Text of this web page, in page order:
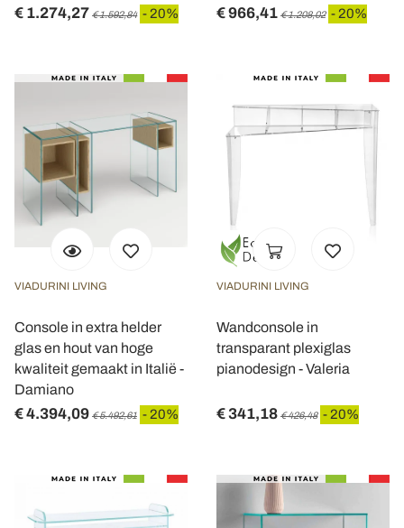
€ 1.274,27 € 1.592,84 - 20% € 966,41 € 1.208,02 - 20%
VIADURINI LIVING
Console in extra helder
glas en hout van hoge
kwaliteit gemaakt in Italië -
Damiano
€ 4.394,09 € 5.492,61 - 20%
VIADURINI LIVING
Wandconsole in
transparant plexiglas
pianodesign - Valeria
€ 341,18 € 426,48 - 20%